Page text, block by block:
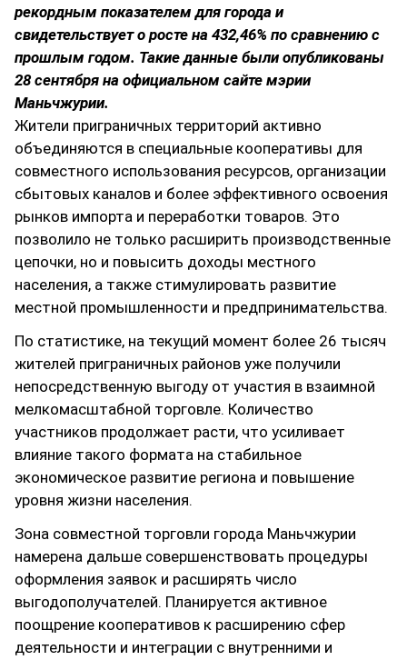
рекордным показателем для города и
свидетельствует о росте на 432,46% по сравнению с
прошлым годом. Такие данные были опубликованы
28 сентября на официальном сайте мэрии
Маньчжурии.
Жители приграничных территорий активно
объединяются в специальные кооперативы для
совместного использования ресурсов, организации
сбытовых каналов и более эффективного освоения
рынков импорта и переработки товаров. Это
позволило не только расширить производственные
цепочки, но и повысить доходы местного
населения, а также стимулировать развитие
местной промышленности и предпринимательства.
По статистике, на текущий момент более 26 тысяч
жителей приграничных районов уже получили
непосредственную выгоду от участия в взаимной
мелкомасштабной торговле. Количество
участников продолжает расти, что усиливает
влияние такого формата на стабильное
экономическое развитие региона и повышение
уровня жизни населения.
Зона совместной торговли города Маньчжурии
намерена дальше совершенствовать процедуры
оформления заявок и расширять число
выгодополучателей. Планируется активное
поощрение кооперативов к расширению сфер
деятельности и интеграции с внутренними и